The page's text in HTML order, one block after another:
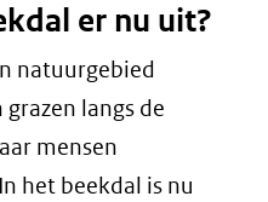
er nu uit?
natuurgebied
langs de
mensen
het beekdal is nu